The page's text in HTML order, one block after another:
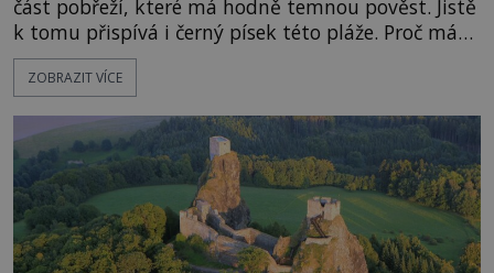
část pobřeží, které má hodně temnou pověst. Jistě
k tomu přispívá i černý písek této pláže. Proč má
pláž takové netypické zbarvení? Nakolik jsou
pravdivé historky, že zde došlo k nevysvětlitelným
následovat. Vstupujeme na pláž Dumas ve městě
Surat. Gu
ZOBRAZIT VÍCE